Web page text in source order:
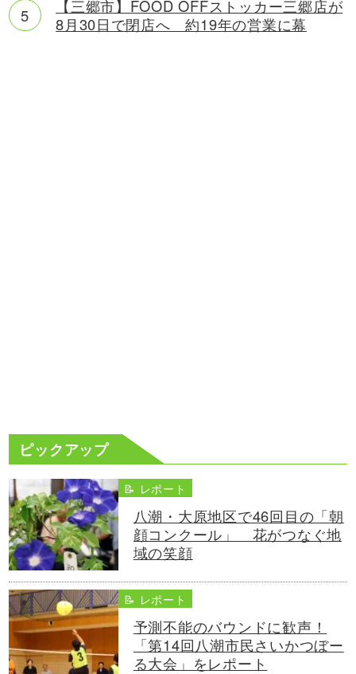
【三郷市】FOOD OFFストッカー三郷店が
8月30日で閉店へ 約19年の営業に幕
ピックアップ
📝 レポート
八潮・大原地区で46回目の「朝
顔コンクール」 花がつなぐ地
域の笑顔
📝 レポート
予測不能のバウンドに歓声！
「第14回八潮市民さいかつぼー
る大会」をレポート